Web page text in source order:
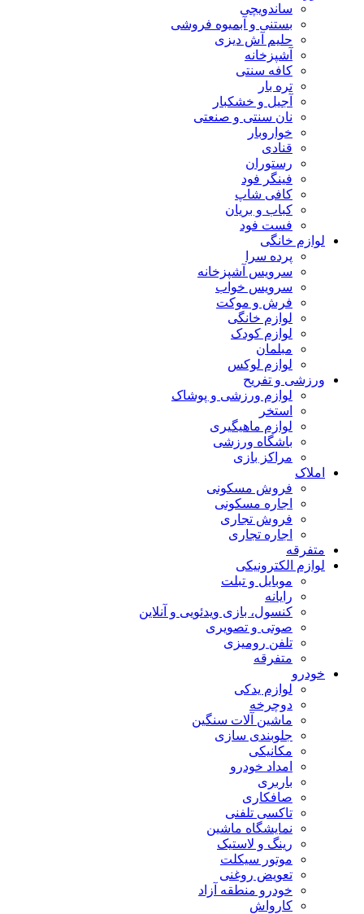
ساندویچی
بستنی و آبمیوه فروشی
حلیم آش دیزی
آشپزخانه
کافه سنتی
تره بار
آجیل و خشکبار
نان سنتی و صنعتی
خواروبار
قنادی
رستوران
فینگر فود
کافی شاپ
کباب و بریان
فست فود
لوازم خانگی
پرده سرا
سرویس آشپزخانه
سرویس خواب
فرش و موکت
لوازم خانگی
لوازم کودک
مبلمان
لوازم لوکس
ورزشی و تفریح
لوازم ورزشی و پوشاک
استخر
لوازم ماهیگیری
باشگاه ورزشی
مراکز بازی
املاک
فروش مسکونی
اجاره مسکونی
فروش تجاری
اجاره تجاری
متفرقه
لوازم الکترونیکی
موبایل و تبلت
رایانه
کنسول، بازی‌ ویدئویی و آنلاین
صوتی و تصویری
تلفن رومیزی
متفرقه
خودرو
لوازم یدکی
دوچرخه
ماشین آلات سنگین
جلوبندی سازی
مکانیکی
امداد خودرو
باربری
صافکاری
تاکسی تلفنی
نمایشگاه ماشین
رینگ و لاستیک
موتور سیکلت
تعویض روغنی
خودرو منطقه آزاد
کارواش